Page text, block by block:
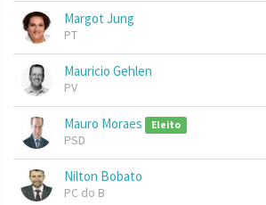
Margot Jung
PT
Mauricio Gehlen
PV
Mauro Moraes Eleito
PSD
Nilton Bobato
PC do B